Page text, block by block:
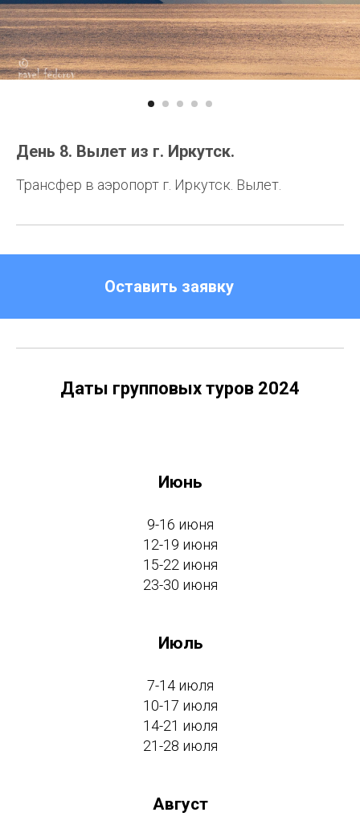
День 8. Вылет из г. Иркутск.
Трансфер в аэропорт г. Иркутск. Вылет.
Оставить заявку
Даты групповых туров 2024
Июнь
9-16 июня
12-19 июня
15-22 июня
23-30 июня
Июль
7-14 июля
10-17 июля
14-21 июля
21-28 июля
Август